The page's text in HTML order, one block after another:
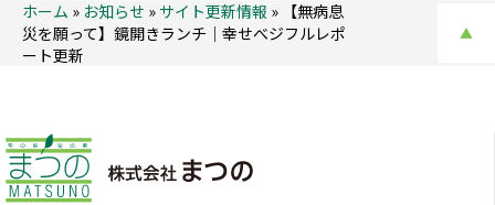
ホーム » お知らせ » サイト更新情報 » 【無病息
災を願って】鏡開きランチ│幸せべジフルレポ
ート更新
▲